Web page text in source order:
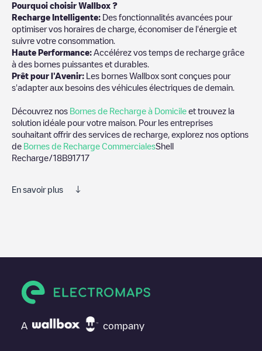
Pourquoi choisir Wallbox ?
Recharge Intelligente: Des fonctionnalités avancées pour
optimiser vos horaires de charge, économiser de l'énergie et
suivre votre consommation.
Haute Performance: Accélérez vos temps de recharge grâce
à des bornes puissantes et durables.
Prêt pour l'Avenir: Les bornes Wallbox sont conçues pour
s'adapter aux besoins des véhicules électriques de demain.
Découvrez nos Bornes de Recharge à Domicile et trouvez la
solution idéale pour votre maison. Pour les entreprises
souhaitant offrir des services de recharge, explorez nos options
de Bornes de Recharge CommercialesShell
Recharge/18B91717
En savoir plus
électrique la prochaine fois.
vous avez besoin, vérifiez en bas de la page le point de charge
le plus proche de chez vous sous "points de charge les plus
A company